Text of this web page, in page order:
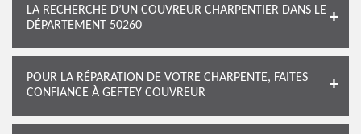
LA RECHERCHE D’UN COUVREUR CHARPENTIER DANS LE
DÉPARTEMENT 50260
POUR LA RÉPARATION DE VOTRE CHARPENTE, FAITES
CONFIANCE À GEFTEY COUVREUR